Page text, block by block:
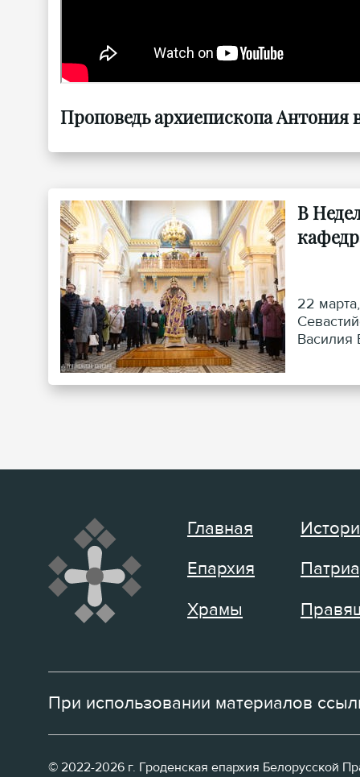
Проповедь архиепископа Антония
В
22
Василия
Главная
Епархия
Храмы
При использовании материалов
© 2022-2026 г. Гроденская епархия Белорусской